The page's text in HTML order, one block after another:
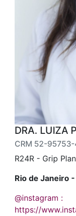
DRA. LUIZA
CRM 52-95753-
R24R - Grip
Rio de Janeiro -
@instagram :
https://